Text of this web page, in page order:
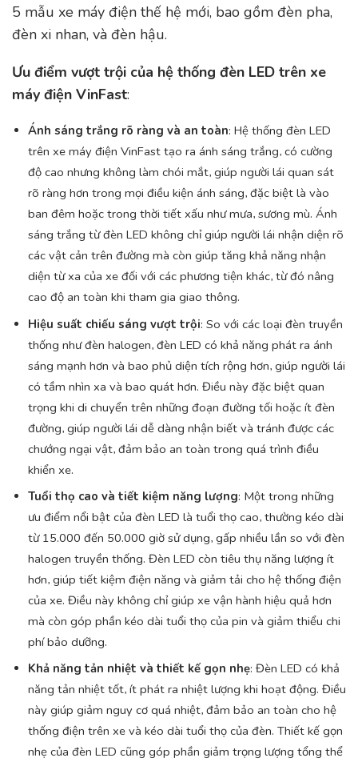
5 mẫu xe máy điện thế hệ mới, bao gồm đèn pha,
đèn xi nhan, và đèn hậu.
Ưu điểm vượt trội của hệ thống đèn LED trên xe
máy điện VinFast:
Ánh sáng trắng rõ ràng và an toàn: Hệ thống đèn LED
trên xe máy điện VinFast tạo ra ánh sáng trắng, có cường
độ cao nhưng không làm chói mắt, giúp người lái quan sát
rõ ràng hơn trong mọi điều kiện ánh sáng, đặc biệt là vào
ban đêm hoặc trong thời tiết xấu như mưa, sương mù. Ánh
sáng trắng từ đèn LED không chỉ giúp người lái nhận diện rõ
các vật cản trên đường mà còn giúp tăng khả năng nhận
diện từ xa của xe đối với các phương tiện khác, từ đó nâng
cao độ an toàn khi tham gia giao thông.
Hiệu suất chiếu sáng vượt trội: So với các loại đèn truyền
thống như đèn halogen, đèn LED có khả năng phát ra ánh
sáng mạnh hơn và bao phủ diện tích rộng hơn, giúp người lái
có tầm nhìn xa và bao quát hơn. Điều này đặc biệt quan
trọng khi di chuyển trên những đoạn đường tối hoặc ít đèn
đường, giúp người lái dễ dàng nhận biết và tránh được các
chướng ngại vật, đảm bảo an toàn trong quá trình điều
khiển xe.
Tuổi thọ cao và tiết kiệm năng lượng: Một trong những
ưu điểm nổi bật của đèn LED là tuổi thọ cao, thường kéo dài
từ 15.000 đến 50.000 giờ sử dụng, gấp nhiều lần so với đèn
halogen truyền thống. Đèn LED còn tiêu thụ năng lượng ít
hơn, giúp tiết kiệm điện năng và giảm tải cho hệ thống điện
của xe. Điều này không chỉ giúp xe vận hành hiệu quả hơn
mà còn góp phần kéo dài tuổi thọ của pin và giảm thiểu chi
phí bảo dưỡng.
Khả năng tản nhiệt và thiết kế gọn nhẹ: Đèn LED có khả
năng tản nhiệt tốt, ít phát ra nhiệt lượng khi hoạt động. Điều
này giúp giảm nguy cơ quá nhiệt, đảm bảo an toàn cho hệ
thống điện trên xe và kéo dài tuổi thọ của đèn. Thiết kế gọn
nhẹ của đèn LED cũng góp phần giảm trọng lượng tổng thể